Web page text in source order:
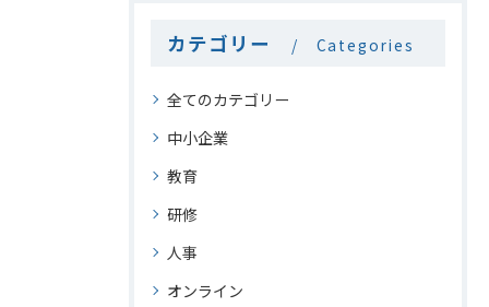
カテゴリー Categories
全てのカテゴリー
中小企業
教育
研修
人事
オンライン